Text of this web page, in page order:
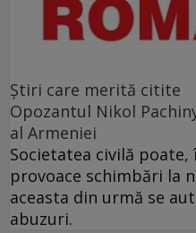
Ştiri care merită citite
Opozantul Nikol
al Armeniei
Societatea civilă poate,
provoace schimbări la
aceasta din urmă se
abuzuri.